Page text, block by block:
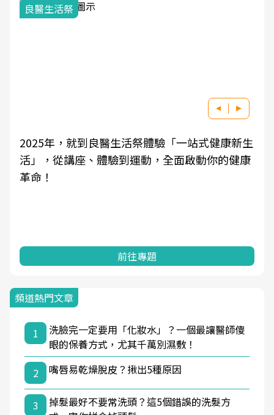
良醫生活祭
2025年，就到良醫生活祭體驗「一站式健康新生
活」，從講座、體驗到運動，全面啟動你的健康
革命！
前往專題
頻道熱門文章
1
洗臉完一定要用「化妝水」？一個最讓醫師傻
眼的保養方式，尤其千萬別濕敷！
2
嘴唇易乾燥脫皮？揪出5種原因
3
掉髮最好不要常洗頭？這5個錯誤的洗髮方